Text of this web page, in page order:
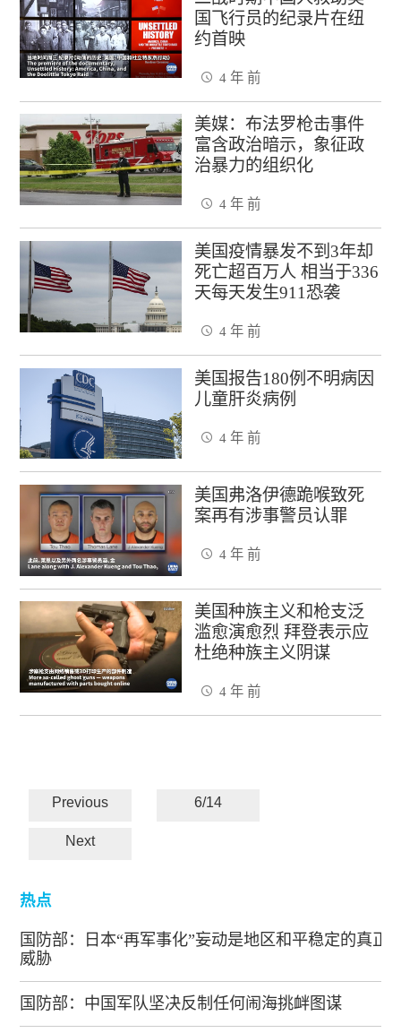
国飞行员的纪录片在纽
约首映
4 年 前
美媒：布法罗枪击事件
富含政治暗示，象征政
治暴力的组织化
4 年 前
美国疫情暴发不到3年却
死亡超百万人 相当于336
天每天发生911恐袭
4 年 前
美国报告180例不明病因
儿童肝炎病例
4 年 前
美国弗洛伊德跪喉致死
案再有涉事警员认罪
4 年 前
美国种族主义和枪支泛
滥愈演愈烈 拜登表示应
杜绝种族主义阴谋
4 年 前
Previous 6/14
Next
热点
国防部：日本“再军事化”妄动是地区和平稳定的真正
威胁
国防部：中国军队坚决反制任何闹海挑衅图谋